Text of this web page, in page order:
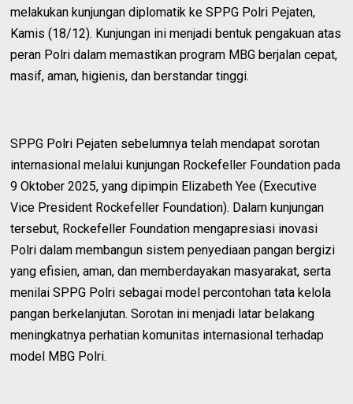
melakukan kunjungan diplomatik ke SPPG Polri Pejaten,
Kamis (18/12). Kunjungan ini menjadi bentuk pengakuan atas
peran Polri dalam memastikan program MBG berjalan cepat,
masif, aman, higienis, dan berstandar tinggi.
SPPG Polri Pejaten sebelumnya telah mendapat sorotan
internasional melalui kunjungan Rockefeller Foundation pada
9 Oktober 2025, yang dipimpin Elizabeth Yee (Executive
Vice President Rockefeller Foundation). Dalam kunjungan
tersebut, Rockefeller Foundation mengapresiasi inovasi
Polri dalam membangun sistem penyediaan pangan bergizi
yang efisien, aman, dan memberdayakan masyarakat, serta
menilai SPPG Polri sebagai model percontohan tata kelola
pangan berkelanjutan. Sorotan ini menjadi latar belakang
meningkatnya perhatian komunitas internasional terhadap
model MBG Polri.